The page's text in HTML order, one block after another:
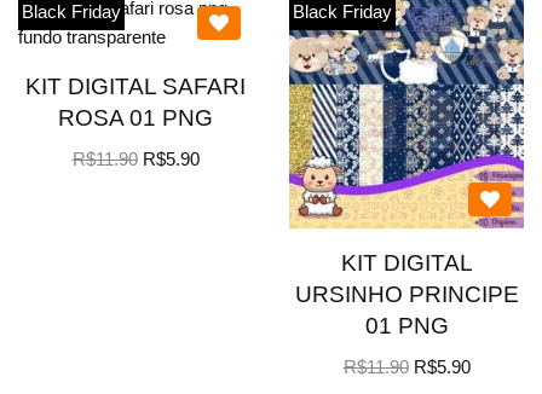
Black Friday
KIT DIGITAL SAFARI
ROSA 01 PNG
R$11.90 R$5.90
Black Friday
KIT DIGITAL
URSINHO PRINCIPE
01 PNG
R$11.90 R$5.90